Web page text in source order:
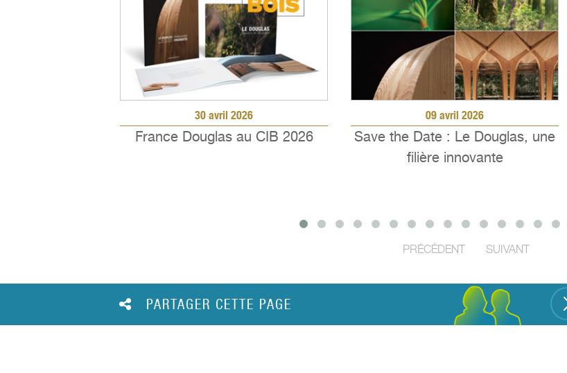
30 avril 2026
France Douglas au CIB 2026
09 avril 2026
Save the Date : Le Douglas, une
filière innovante
PRÉCÉDENT SUIVANT
PARTAGER CETTE PAGE